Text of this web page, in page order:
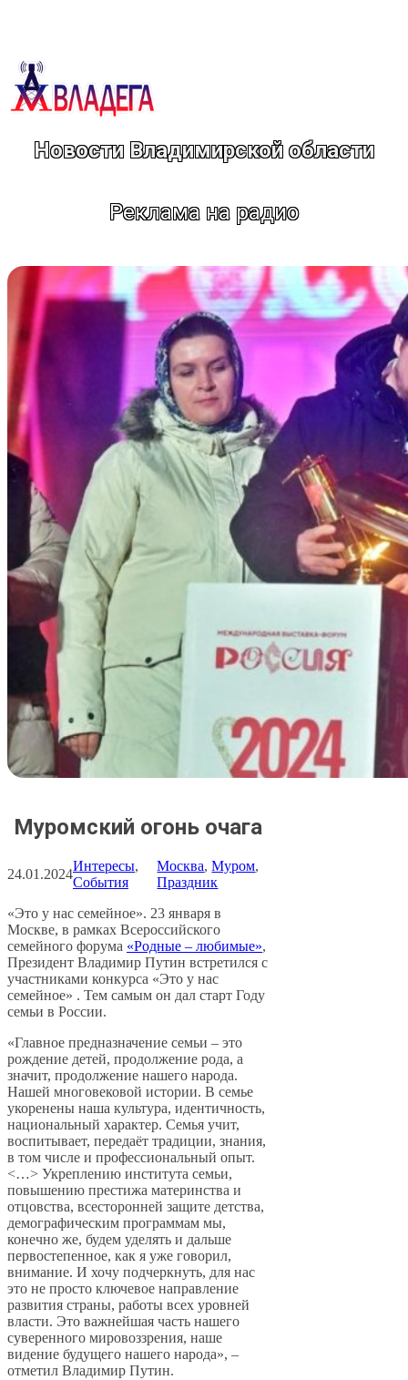
Новости Владимирской области
Реклама на радио
Муромский огонь очага
24.01.2024
Интересы
События
Москва, Муром
Праздник
«Это у нас семейное». 23 января в
Москве, в рамках Всероссийского
семейного форума «Родные – любимые»,
Президент Владимир Путин встретился с
участниками конкурса «Это у нас
семейное» . Тем самым он дал старт Году
семьи в России.
«Главное предназначение семьи – это
рождение детей, продолжение рода, а
значит, продолжение нашего народа.
Нашей многовековой истории. В семье
укоренены наша культура, идентичность,
национальный характер. Семья учит,
воспитывает, передаёт традиции, знания,
в том числе и профессиональный опыт.
<…> Укреплению института семьи,
повышению престижа материнства и
отцовства, всесторонней защите детства,
демографическим программам мы,
конечно же, будем уделять и дальше
первостепенное, как я уже говорил,
внимание. И хочу подчеркнуть, для нас
это не просто ключевое направление
развития страны, работы всех уровней
власти. Это важнейшая часть нашего
суверенного мировоззрения, наше
видение будущего нашего народа», –
отметил Владимир Путин.